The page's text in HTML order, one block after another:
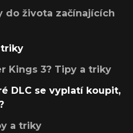
do života začínajících
triky
Kings 3? Tipy a triky
DLC se vyplatí koupit,
a triky